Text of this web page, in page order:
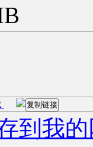
复制链接
到我